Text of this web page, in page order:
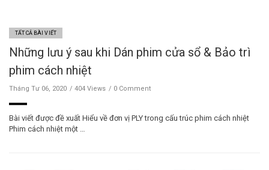
TẤT CẢ BÀI VIẾT
Những lưu ý sau khi Dán phim cửa sổ & Bảo trì
phim cách nhiệt
Tháng Tư 06, 2020 404 Views 0 Comment
Bài viết được đề xuất Hiểu về đơn vị PLY trong cấu trúc phim cách nhiệt
Phim cách nhiệt một …